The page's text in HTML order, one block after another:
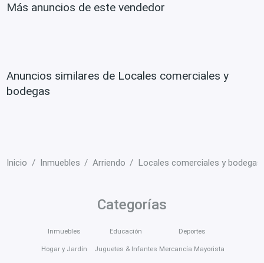
Más anuncios de este vendedor
Anuncios similares de Locales comerciales y
bodegas
Inicio Inmuebles Arriendo Locales comerciales y bodegas
Categorías
Inmuebles
Hogar y Jardín
Educación
Juguetes & Infantes
Deportes
Mercancía Mayorista